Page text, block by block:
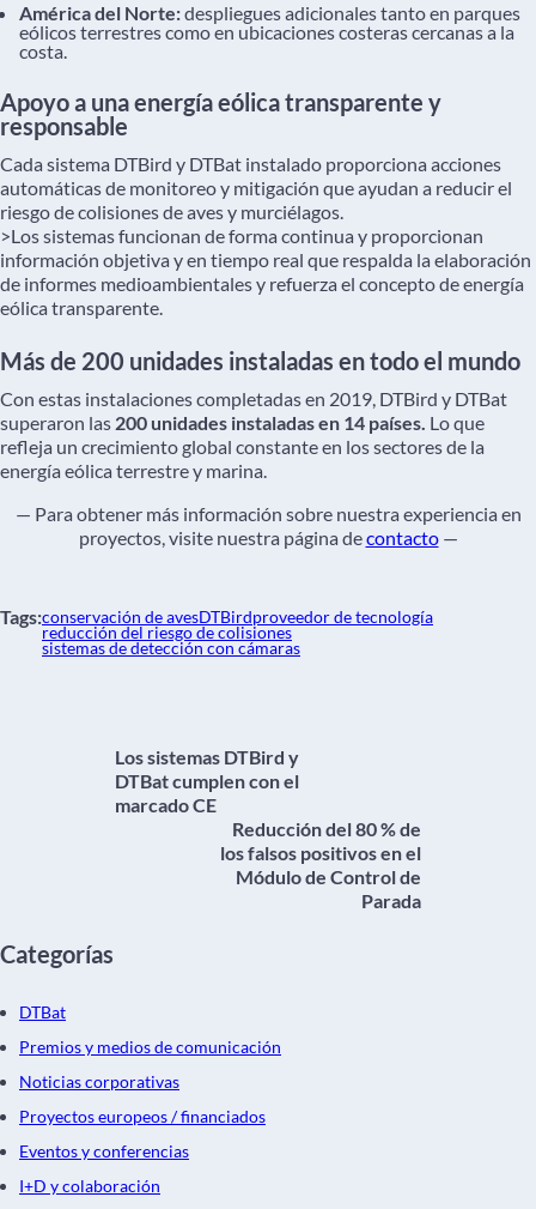
América del Norte:despliegues adicionales tanto en parques
eólicos terrestres como en ubicaciones costeras cercanas a la
costa.
Apoyo a una energía eólica transparente y
responsable
Cada sistema DTBird y DTBat instalado proporciona acciones
automáticas de monitoreo y mitigación que ayudan a reducir el
riesgo de colisiones de aves y murciélagos.
>Los sistemas funcionan de forma continua y proporcionan
información objetiva y en tiempo real que respalda la elaboración
de informes medioambientales y refuerza el concepto de energía
eólica transparente.
Más de 200 unidades instaladas en todo el mundo
Con estas instalaciones completadas en 2019, DTBird y DTBat
superaron las 200 unidades instaladas en 14 países. Lo que
refleja un crecimiento global constante en los sectores de la
energía eólica terrestre y marina.
— Para obtener más información sobre nuestra experiencia en
proyectos, visite nuestra página decontacto—
Tags:conservación de avesDTBirdproveedor de tecnología
reducción del riesgo de colisiones
sistemas de detección con cámaras
Los sistemas DTBird y
DTBat cumplen con el
marcado CE
Reducción del 80 % de
los falsos positivos en el
Módulo de Control de
Parada
Categorías
DTBat
Premios y medios de comunicación
Noticias corporativas
Proyectos europeos / financiados
Eventos y conferencias
I+D y colaboración